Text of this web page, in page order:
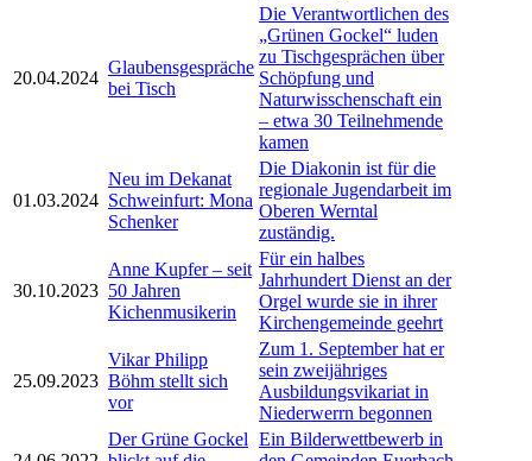
20.04.2024
Glaubensgespräche
bei Tisch
Die Verantwortlichen des
„Grünen Gockel“ luden
zu Tischgesprächen über
Schöpfung und
Naturwisschenschaft ein
– etwa 30 Teilnehmende
kamen
01.03.2024
Neu im Dekanat
Schweinfurt: Mona
Schenker
Die Diakonin ist für die
regionale Jugendarbeit im
Oberen Werntal
zuständig.
30.10.2023
Anne Kupfer – seit
50 Jahren
Kichenmusikerin
Für ein halbes
Jahrhundert Dienst an der
Orgel wurde sie in ihrer
Kirchengemeinde geehrt
25.09.2023
Vikar Philipp
Böhm stellt sich
vor
Zum 1. September hat er
sein zweijähriges
Ausbildungsvikariat in
Niederwerrn begonnen
Der Grüne Gockel Ein Bilderwettbewerb in